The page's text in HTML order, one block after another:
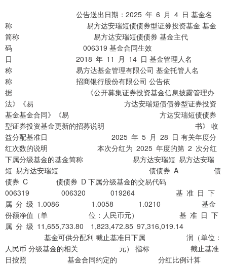
公告送出日期：2025 年 6 月 4 日 基金名
称 易方达安瑞短债债券型证券投资基金 基金
简称 易方达安瑞短债债券 基金主代
码 006319 基金合同生效
日 2018 年 11 月 14 日 基金管理人名
称 易方达基金管理有限公司 基金托管人名
称 招商银行股份有限公司 公告依
据 《公开募集证券投资基金信息披露管理办
法》《易 方达安瑞短债债券型证券投资
基金基金合同》《易 方达安瑞短债债券
型证券投资基金更新的招募说明 书》 收
益分配基准日 2025 年 5 月 28 日 有关年度分
红次数的说明 本次分红为 2025 年度的第 2 次分红
下属分级基金的基金简称 易方达安瑞短 易方达安瑞
短 易方达安瑞短 债债券 A 债
债券 C 债债券 D 下属分级基金的交易代码
006319 006320 019264 基 准 日 下
属 分 级 1.0086 1.0058 1.0210 基金
份额净值（单 位：人民币元） 基 准 日 下
属 分 级 11,655,733.80 1,823,472.85 97,316,019.14
基金可供分配利 截止基准日下属 润（单位：
人民币 分级基金的相关 元） 指标 截止基准
日按照 基金合同约定的 分红比例计算